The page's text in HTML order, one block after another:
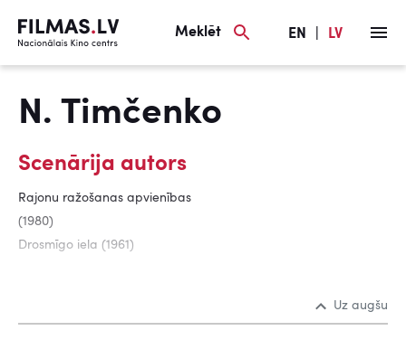
Meklēt EN LV
N. Timčenko
Scenārija autors
Rajonu ražošanas apvienības
(1980)
Drosmīgo iela (1961)
Uz augšu